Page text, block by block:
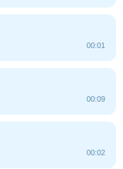
00:01
00:09
00:02